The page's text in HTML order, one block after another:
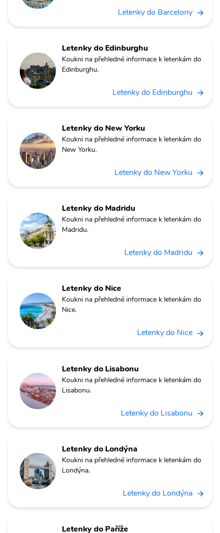
Letenky do Barcelony
Letenky do Edinburghu
Koukni na přehledné informace k letenkám do
Edinburghu.
Letenky do Edinburghu
Letenky do New Yorku
Koukni na přehledné informace k letenkám do
New Yorku.
Letenky do New Yorku
Letenky do Madridu
Koukni na přehledné informace k letenkám do
Madridu.
Letenky do Madridu
Letenky do Nice
Koukni na přehledné informace k letenkám do
Nice.
Letenky do Nice
Letenky do Lisabonu
Koukni na přehledné informace k letenkám do
Lisabonu.
Letenky do Lisabonu
Letenky do Londýna
Koukni na přehledné informace k letenkám do
Londýna.
Letenky do Londýna
Letenky do Paříže